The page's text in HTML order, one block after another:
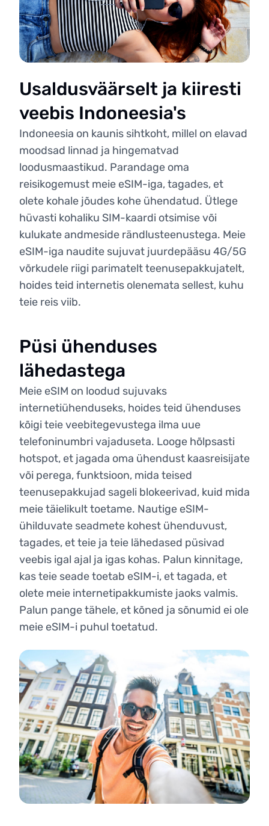
Usaldusväärselt ja kiiresti
veebis Indoneesia's
Indoneesia on kaunis sihtkoht, millel on elavad
moodsad linnad ja hingematvad
loodusmaastikud. Parandage oma
reisikogemust meie eSIM-iga, tagades, et
olete kohale jõudes kohe ühendatud. Ütlege
hüvasti kohaliku SIM-kaardi otsimise või
kulukate andmeside rändlusteenustega. Meie
eSIM-iga naudite sujuvat juurdepääsu 4G/5G
võrkudele riigi parimatelt teenusepakkujatelt,
hoides teid internetis olenemata sellest, kuhu
teie reis viib.
Püsi ühenduses
lähedastega
Meie eSIM on loodud sujuvaks
internetiühenduseks, hoides teid ühenduses
kõigi teie veebitegevustega ilma uue
telefoninumbri vajaduseta. Looge hõlpsasti
hotspot, et jagada oma ühendust kaasreisijate
või perega, funktsioon, mida teised
teenusepakkujad sageli blokeerivad, kuid mida
meie täielikult toetame. Nautige eSIM-
ühilduvate seadmete kohest ühenduvust,
tagades, et teie ja teie lähedased püsivad
veebis igal ajal ja igas kohas. Palun kinnitage,
kas teie seade toetab eSIM-i, et tagada, et
olete meie internetipakkumiste jaoks valmis.
Palun pange tähele, et kõned ja sõnumid ei ole
meie eSIM-i puhul toetatud.